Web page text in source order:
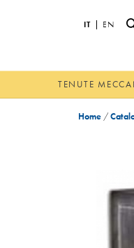
IT EN
TENUTE
Home /